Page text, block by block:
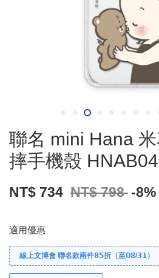
聯名 mini Hana
摔手機殼 HNAB04
NT$ 734 NT$ 798 -8%
適用優惠
線上文博會 聯名款兩件𝟴𝟱折（至𝟬𝟴/𝟯𝟭）